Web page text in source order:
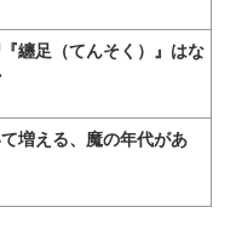
纏足（てんそく）』はな
増える、魔の年代があ